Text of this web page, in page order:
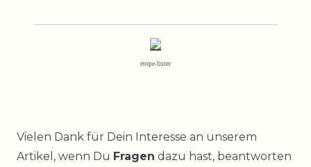
etope-lister
Vielen Dank für Dein Interesse an unserem
Artikel, wenn Du Fragen dazu hast, beantworten
Ceres::Template.mailFormHoneypotLabel